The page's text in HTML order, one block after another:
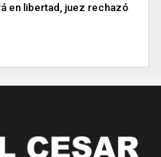
en libertad, juez rechazó